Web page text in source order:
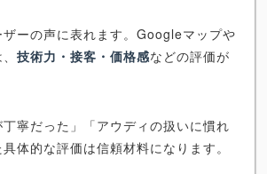
ーの声に表れます。Googleマップや
技術力・接客・価格感などの評価が
寧だった」「アウディの扱いに慣れ
体的な評価は信頼材料になります。